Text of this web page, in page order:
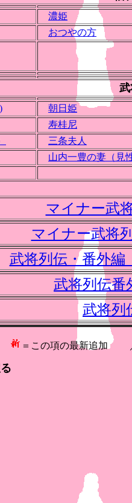
濃姫
おつやの方
武将
朝日姫
寿桂尼
三条夫人
山内一豊の妻（見
マイナー武
マイナー武将
武将列伝・番外
武将列伝番
武将列
＝この項の最新追